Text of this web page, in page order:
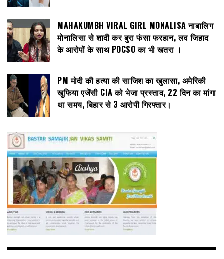
MAHAKUMBH VIRAL GIRL MONALISA नाबालिग
मोनालिसा से शादी कर बुरा फंसा फरहान, लव जिहाद
के आरोपों के साथ POCSO का भी खतरा ।
PM मोदी की हत्या की साजिश का खुलासा, अमेरिकी
खुफिया एजेंसी CIA को भेजा प्रस्ताव, 22 दिन का मांगा
था समय, बिहार से 3 आरोपी गिरफ्तार।